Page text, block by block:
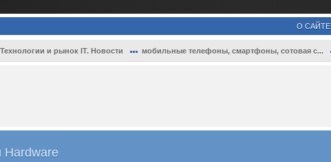
О САЙТЕ
Технологии и рынок IT. Новости мобильные телефоны, смартфоны, сотовая с...
Hardware